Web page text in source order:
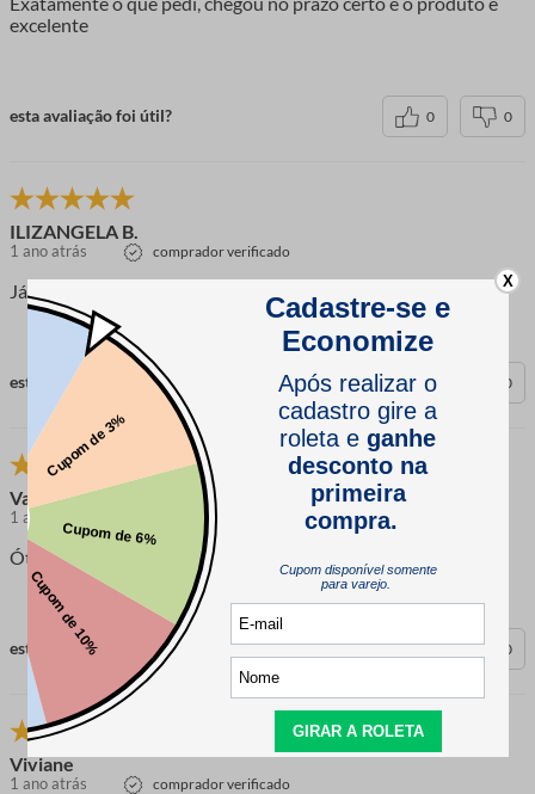
excelente
esta avaliação foi útil? 0 0
ILIZANGELA B.
1 ano atrás comprador verificado
Já havia comprado antes, qualidade excelente.
esta avaliação foi útil? 0 0
Vania
1 ano atrás comprador verificado
Ótima qualidade
esta avaliação foi útil? 0 0
Viviane
1 ano atrás comprador verificado
X